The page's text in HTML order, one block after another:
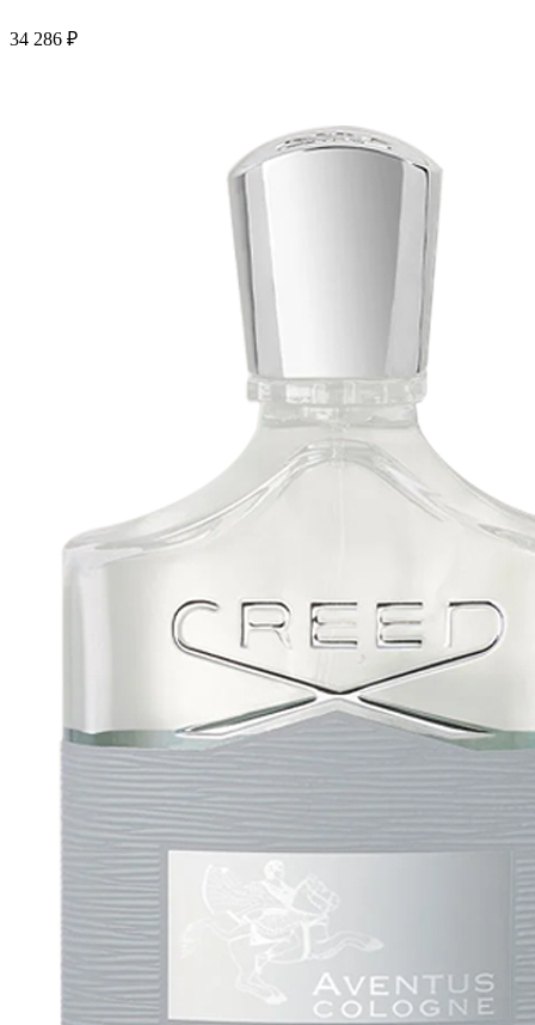
34 286 ₽